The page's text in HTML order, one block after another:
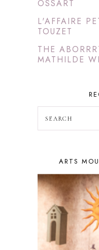
OSSART
L'AFFAIRE
TOUZET
THE
MATHILDE
ARTS